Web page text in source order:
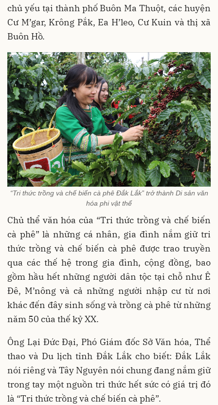
chủ yếu tại thành phố Buôn Ma Thuột, các huyện
Cư M’gar, Krông Pắk, Ea H’leo, Cư Kuin và thị xã
Buôn Hồ.
“Tri thức trồng và chế biến cà phê Đắk Lắk” trở thành Di sản văn
hóa phi vật thể
Chủ thể văn hóa của “Tri thức trồng và chế biến
cà phê” là những cá nhân, gia đình nắm giữ tri
thức trồng và chế biến cà phê được trao truyền
qua các thế hệ trong gia đình, cộng đồng, bao
gồm hầu hết những người dân tộc tại chỗ như Ê
Đê, M’nông và cả những người nhập cư từ nơi
khác đến đây sinh sống và trồng cà phê từ những
năm 50 của thế kỷ XX.
Ông Lại Đức Đại, Phó Giám đốc Sở Văn hóa, Thể
thao và Du lịch tỉnh Đắk Lắk cho biết: Đắk Lắk
nói riêng và Tây Nguyên nói chung đang nắm giữ
trong tay một nguồn tri thức hết sức có giá trị đó
là “Tri thức trồng và chế biến cà phê”.